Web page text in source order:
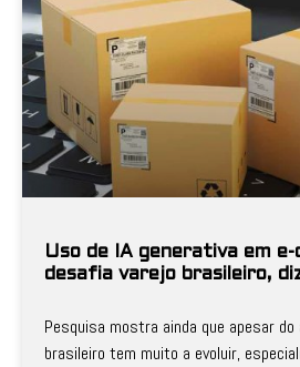
Uso de IA generativa em
desafia varejo brasileiro,
Pesquisa mostra ainda que apesar do
brasileiro tem muito a evoluir,